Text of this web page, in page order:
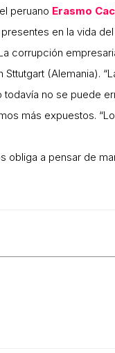
peruano Erasmo
en la vida del
corrupción
(Alemania).
no se puede
más expuestos.
obliga a pensar de